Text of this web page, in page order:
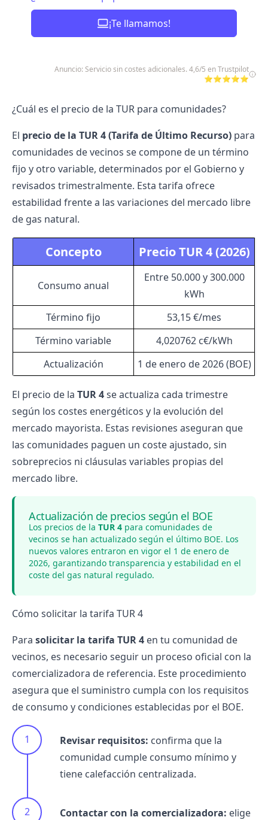
¡Te llamamos!
Anuncio: Servicio sin costes adicionales. 4,6/5 en Trustpilot
⭐⭐⭐⭐⭐
¿Cuál es el precio de la TUR para comunidades?
El precio de la TUR 4 (Tarifa de Último Recurso) para
comunidades de vecinos se compone de un término
fijo y otro variable, determinados por el Gobierno y
revisados trimestralmente. Esta tarifa ofrece
estabilidad frente a las variaciones del mercado libre
de gas natural.
Concepto Precio TUR 4 (2026)
Consumo anual
Entre 50.000 y 300.000
kWh
Término fijo
53,15 €/mes
Término variable
4,020762 c€/kWh
Actualización
1 de enero de 2026 (BOE)
El precio de la TUR 4se actualiza cada trimestre
según los costes energéticos y la evolución del
mercado mayorista. Estas revisiones aseguran que
las comunidades paguen un coste ajustado, sin
sobreprecios ni cláusulas variables propias del
mercado libre.
Actualización de precios según el BOE
Los precios de la TUR 4 para comunidades de
vecinos se han actualizado según el último BOE. Los
nuevos valores entraron en vigor el 1 de enero de
2026, garantizando transparencia y estabilidad en el
coste del gas natural regulado.
Cómo solicitar la tarifa TUR 4
Para solicitar la tarifa TUR 4 en tu comunidad de
vecinos, es necesario seguir un proceso oficial con la
comercializadora de referencia. Este procedimiento
asegura que el suministro cumpla con los requisitos
de consumo y condiciones establecidas por el BOE.
Revisar requisitos: confirma que la
comunidad cumple consumo mínimo y
tiene calefacción centralizada.
Contactar con la comercializadora: elige